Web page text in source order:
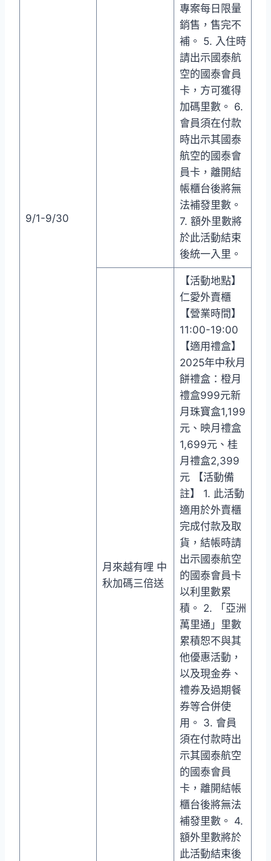
9/1-9/30
專案每日限量
銷售，售完不
補。 5. 入住時
請出示國泰航
空的國泰會員
卡，方可獲得
加碼里數。 6.
會員須在付款
時出示其國泰
航空的國泰會
員卡，離開結
帳櫃台後將無
法補發里數。
7. 額外里數將
於此活動結束
後統一入里。
月來越有哩 中
秋加碼三倍送
【活動地點】
仁愛外賣櫃
【營業時間】
11:00-19:00
【適用禮盒】
2025年中秋月
餅禮盒：橙月
禮盒999元新
月珠寶盒1,199
元、映月禮盒
1,699元、桂
月禮盒2,399
元 【活動備
註】 1. 此活動
適用於外賣櫃
完成付款及取
貨，結帳時請
出示國泰航空
的國泰會員卡
以利里數累
積。 2. 「亞洲
萬里通」里數
累積恕不與其
他優惠活動，
以及現金券、
禮券及過期餐
券等合併使
用。 3. 會員
須在付款時出
示其國泰航空
的國泰會員
卡，離開結帳
櫃台後將無法
補發里數。 4.
額外里數將於
此活動結束後